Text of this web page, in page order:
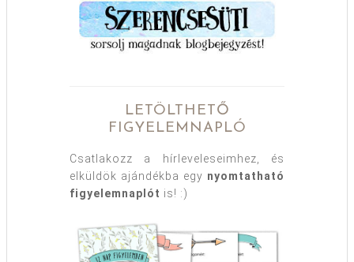
LETÖLTHETŐ
FIGYELEMNAPLÓ
Csatlakozz a hírleveleseimhez, és
elküldök ajándékba egy nyomtatható
figyelemnaplót is! :)